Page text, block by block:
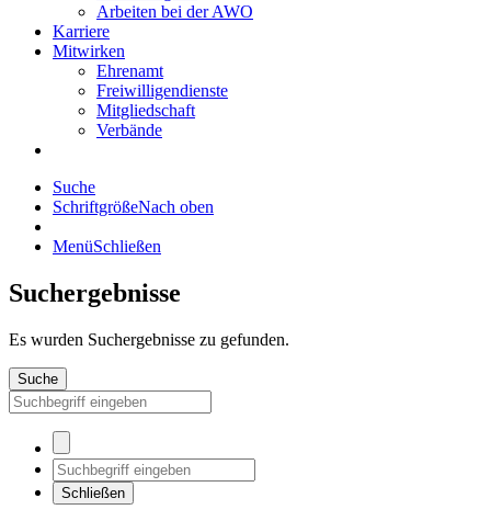
Arbeiten bei der AWO
Karriere
Mitwirken
Ehrenamt
Freiwilligendienste
Mitgliedschaft
Verbände
Suche
SchriftgrößeNach oben
MenüSchließen
Suchergebnisse
Es wurden Suchergebnisse zu gefunden.
Suche
Schließen